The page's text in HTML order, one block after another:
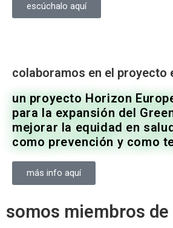
escúchalo aquí
colaboramos en el proyecto
un proyecto Horizon
para la expansión del
mejorar la equidad en
como prevención y como
más info aquí
somos miembros de